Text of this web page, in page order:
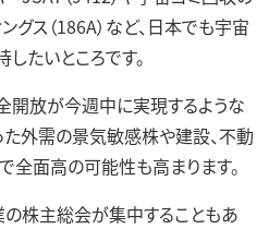
グス（186A）など、日本でも宇宙
たいところです。
開放が今週中に実現するような
た外需の景気敏感株や建設、不動
面高の可能性も高まります。
株主総会が集中することもあ